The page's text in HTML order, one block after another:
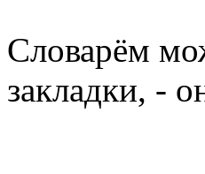
Словарём
закладки, -